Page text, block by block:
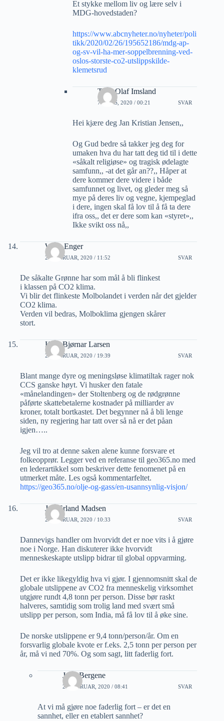
Et stykke mellom liv og lære selv i
MDG-hovedstaden?
https://www.abcnyheter.no/nyheter/poli
tikk/2020/02/26/195652186/mdg-ap-
og-sv-vil-ha-mer-soppelbrenning-ved-
oslos-storste-co2-utslippskilde-
klemetsrud
Thor Olaf Imsland
7 MARS, 2020 / 00:21 SVAR
Hei kjære deg Jan Kristian Jensen,,
Og Gud bedre så takker jeg deg for
umaken hva du har tatt deg tid til i dette
«såkalt religiøse» og tragisk ødelagte
samfunn,, -at det går an??,, Håper at
dere kommer dere videre i både
samfunnet og livet, og gleder meg så
mye på deres liv og vegne, kjempeglad
i dere, ingen skal få lov til å få ta dere
ifra oss,, det er dere som kan «styret»,,
Ikke svikt oss nå,,
Willy Enger
26 FEBRUAR, 2020 / 11:52 SVAR
De såkalte Grønne har som mål å bli flinkest
i klassen på CO2 klima.
Vi blir det flinkeste Molbolandet i verden når det gjelder
CO2 klima.
Verden vil bedras, Molboklima gjengen skårer
stort.
Kjell Bjørnar Larsen
27 FEBRUAR, 2020 / 19:39 SVAR
Blant mange dyre og meningsløse klimatiltak rager nok
CCS ganske høyt. Vi husker den fatale
«månelandingen» der Stoltenberg og de rødgrønne
påførte skattebetalerne kostnader på milliarder av
kroner, totalt bortkastet. Det begynner nå å bli lenge
siden, ny regjering har tatt over så nå er det påan
igjen…..
Jeg vil tro at denne saken alene kunne forsvare et
folkeopprør. Legger ved en referanse til geo365.no med
en lederartikkel som beskriver dette fenomenet på en
utmerket måte. Les også kommentarfeltet.
https://geo365.no/olje-og-gass/en-usannsynlig-visjon/
Jon Erland Madsen
28 FEBRUAR, 2020 / 10:33 SVAR
Dannevigs handler om hvorvidt det er noe vits i å gjøre
noe i Norge. Han diskuterer ikke hvorvidt
menneskeskapte utslipp bidrar til global oppvarming.
Det er ikke likegyldig hva vi gjør. I gjennomsnitt skal de
globale utslippene av CO2 fra menneskelig virksomhet
utgjøre rundt 4,8 tonn per person. Disse bør raskt
halveres, samtidig som trolig land med svært små
utslipp per person, som India, må få lov til å øke sine.
De norske utslippene er 9,4 tonn/person/år. Om en
forsvarlig globale kvote er f.eks. 2,5 tonn per person per
år, må vi ned 70%. Og som sagt, litt faderlig fort.
Jarle Bergene
29 FEBRUAR, 2020 / 08:41 SVAR
At vi må gjøre noe faderlig fort – er det en
sannhet, eller en etablert sannhet?